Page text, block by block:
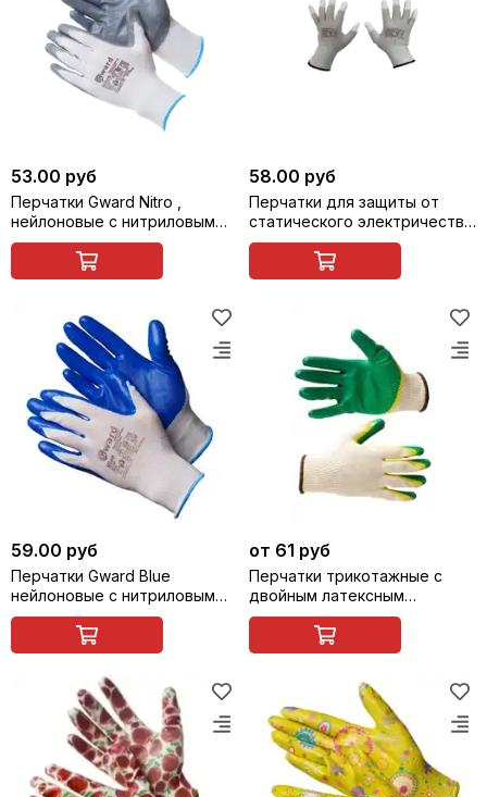
53.00 руб
Перчатки Gward Nitro ,
нейлоновые с нитриловым
покрытием
58.00 руб
Перчатки для защиты от
статического электричества
ANTISTAT PU LITE SCAFFA
PU1350AL-LG
59.00 руб
Перчатки Gward Blue
нейлоновые с нитриловым
покрытием
от 61 руб
Перчатки трикотажные с
двойным латексным
покрытием ладони 7.005